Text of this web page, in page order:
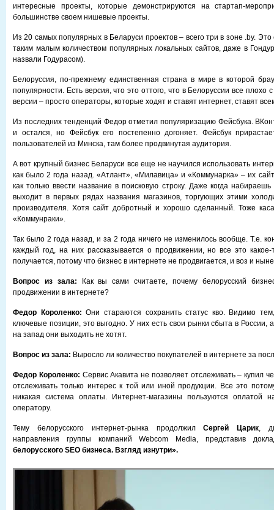
интересные проекты, которые демонстрируются на стартап-
большинстве своем нишевые проекты.
Из 20 самых популярных в Беларуси проектов – всего три в зоне .by.
таким малым количеством популярных локальных сайтов, даже в
назвали Годурасом).
Белоруссия, по-прежнему единственная страна в мире в которой
популярности. Есть версия, что это оттого, что в Белоруссии все плохо
версии – просто операторы, которые ходят и ставят интернет, ставят
Из последних тенденций Федор отметил популяризацию Фейсбука.
и остался, но Фейсбук его постепенно догоняет. Фейсбук
пользователей из Минска, там более продвинутая аудитория.
А вот крупный бизнес Беларуси все еще не научился использовать
как было 2 года назад. «Атлант», «Милавица» и «Коммунарка» – их
как только ввести название в поисковую строку. Даже когда
выходит в первых рядах названия магазинов, торгующих этими
производителя. Хотя сайт добротный и хорошо сделанный. Тоже
«Коммунраки».
Так было 2 года назад, и за 2 года ничего не изменилось вообще. Т.е.
каждый год, на них рассказывается о продвижении, но все это какое-
получается, потому что бизнес в интернете не продвигается, и воз и
Вопрос из зала: Как вы сами считаете, почему белорусский
продвижении в интернете?
Федор Короленко: Они стараются сохранить статус кво. Видимо
ключевые позиции, это выгодно. У них есть свои рынки сбыта в России,
на запад они выходить не хотят.
Вопрос из зала: Выросло ли количество покупателей в интернете за
Федор Короленко: Сервис Акавита не позволяет отслеживать – купил
отслеживать только интерес к той или иной продукции. Все это
никакая система оплаты. Интернет-магазины пользуются оплатой
оператору.
Тему белорусского интернет-рынка продолжилСергей Царик,
направления группы компаний Webcom Media, представив
белорусского SEO бизнеса. Взгляд изнутри».